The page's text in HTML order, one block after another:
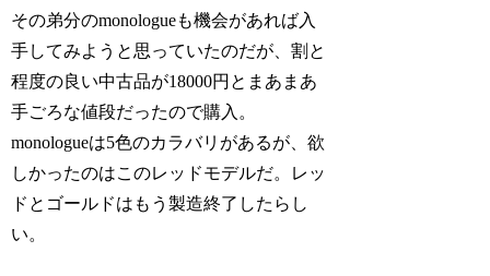
その弟分のmonologueも機会があれば入
手してみようと思っていたのだが、割と
程度の良い中古品が18000円とまあまあ
手ごろな値段だったので購入。
monologueは5色のカラバリがあるが、欲
しかったのはこのレッドモデルだ。レッ
ドとゴールドはもう製造終了したらし
い。